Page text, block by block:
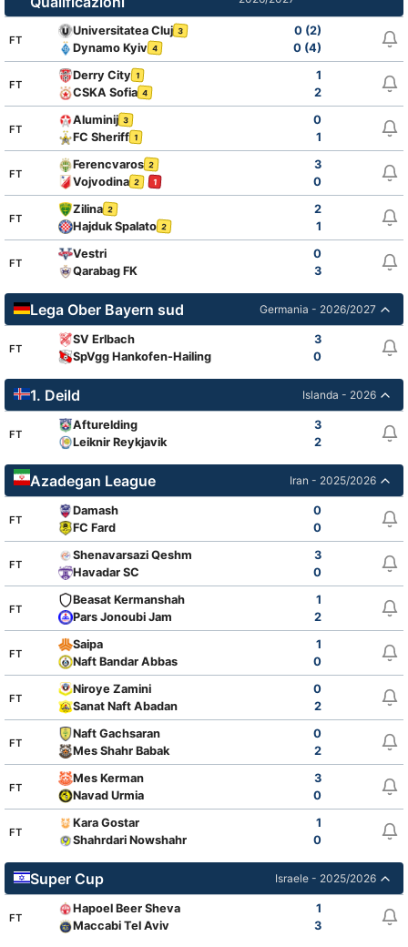
FT
Universitatea Cluj 3
0 (2)
Dynamo Kyiv 4 0 (4)
FT
Derry City 1
1
CSKA Sofia 4 2
FT
Aluminij 3
0
FC Sheriff 1 1
FT
Ferencvaros 2
3
Vojvodina 2 1 0
FT
Zilina 2
2
Hajduk Spalato 2 1
FT
Vestri
0
Qarabag FK
3
Lega Ober Bayern sud Germania - 2026/2027
FT
SV Erlbach
3
SpVgg Hankofen-Hailing
0
1. Deild Islanda - 2026
FT
Afturelding
3
Leiknir Reykjavik
2
Azadegan League Iran - 2025/2026
FT
Damash
0
FC Fard
0
FT
Shenavarsazi Qeshm
3
Havadar SC
0
FT
Beasat Kermanshah
1
Pars Jonoubi Jam
2
FT
Saipa
1
Naft Bandar Abbas
0
FT
Niroye Zamini
0
Sanat Naft Abadan
2
FT
Naft Gachsaran
0
Mes Shahr Babak
2
FT
Mes Kerman
3
Navad Urmia
0
FT
Kara Gostar
1
Shahrdari Nowshahr
0
Super Cup Israele - 2025/2026
FT
Hapoel Beer Sheva
1
Maccabi Tel Aviv
3